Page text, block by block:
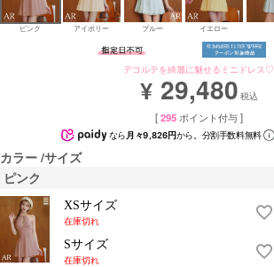
ピンク アイボリー ブルー イエロー
デコルテを綺麗に魅せるミニドレス♡
¥ 29,480 税込
[ 295 ポイント付与 ]
なら 月々9,826円から。分割手数料無料
カラー サイズ
ピンク
XSサイズ
在庫切れ
Sサイズ
在庫切れ